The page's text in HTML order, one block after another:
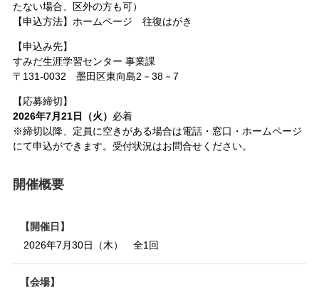
たない場合、区外の方も可）
【申込方法】ホームページ 往復はがき
【申込み先】
すみだ生涯学習センター 事業課
〒131-0032 墨田区東向島2－38－7
【応募締切】
2026年7月21日（火） 必着
※締切以降、定員に空きがある場合は電話・窓口・ホームページ
にて申込ができます。受付状況はお問合せください。
開催概要
開催日
2026年7月30日（木） 全1回
会場